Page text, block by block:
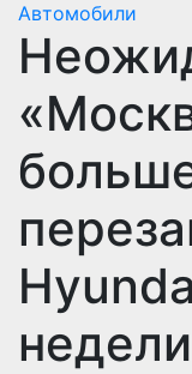
Автомобили
недели